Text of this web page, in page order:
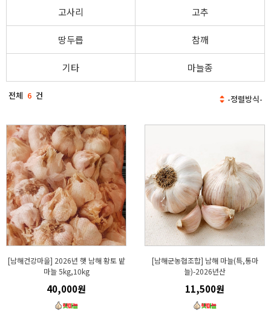
고사리 고추
땅두릅 참깨
기타 마늘종
전체 6 건
[남해건강마을] 2026년 햇 남해 황토 밭
마늘 5kg,10kg
40,000원
[남해군농협조합] 남해 마늘(특,통마
늘)-2026년산
11,500원